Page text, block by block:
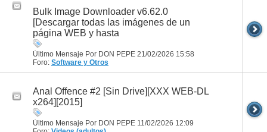
Bulk Image Downloader v6.62.0
[Descargar todas las imágenes de un
página WEB y hasta
Último Mensaje Por DON PEPE 21/02/2026 15:58
Foro: Software y Otros
Anal Offence #2 [Sin Drive][XXX WEB-DL
x264][2015]
Último Mensaje Por DON PEPE 11/02/2026 12:09